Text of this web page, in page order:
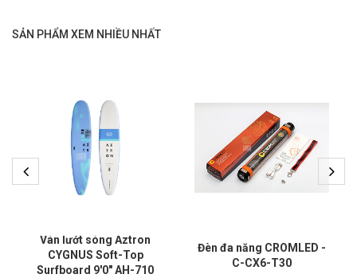
SẢN PHẨM XEM NHIỀU NHẤT
Ván lướt sóng Aztron
CYGNUS Soft-Top
Surfboard 9'0" AH-710
Đèn đa năng CROMLED -
C-CX6-T30